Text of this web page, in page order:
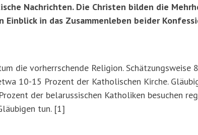
Nachrichten. Die Christen bilden die
Einblick in das Zusammenleben beider
die vorherrschende Religion.
10-15 Prozent der Katholischen Kirche.
der belarussischen Katholiken besuchen
tun. [1]